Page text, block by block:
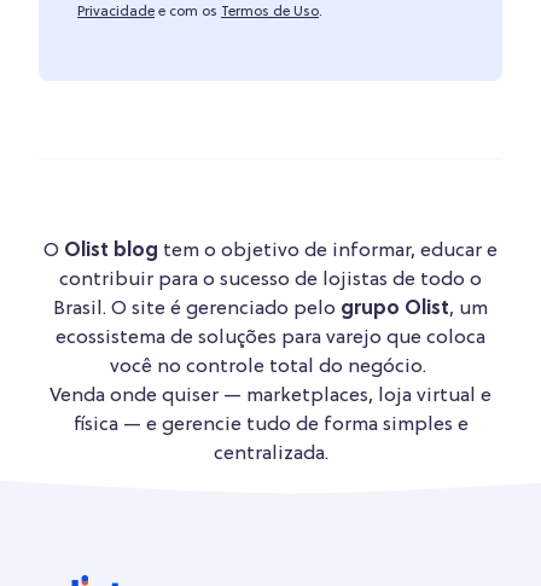
Privacidade e com os Termos de Uso.
O Olist blog tem o objetivo de informar, educar e
contribuir para o sucesso de lojistas de todo o
Brasil. O site é gerenciado pelo grupo Olist, um
ecossistema de soluções para varejo que coloca
você no controle total do negócio.
Venda onde quiser — marketplaces, loja virtual e
física — e gerencie tudo de forma simples e
centralizada.